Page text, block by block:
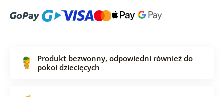
Produkt bezwonny, odpowiedni również do
pokoi dziecięcych